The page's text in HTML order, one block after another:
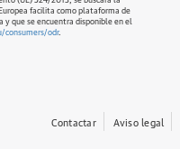
facilita como plataforma de
y que se encuentra disponible en el
consumers/odr.
Contactar Aviso legal